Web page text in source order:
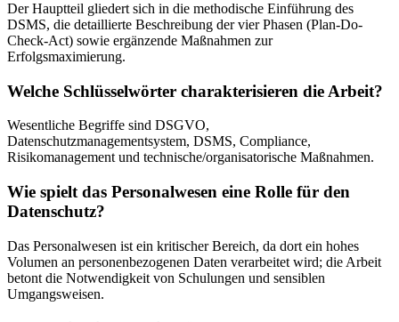
Der Hauptteil gliedert sich in die methodische Einführung des
DSMS, die detaillierte Beschreibung der vier Phasen (Plan-Do-
Check-Act) sowie ergänzende Maßnahmen zur
Erfolgsmaximierung.
Welche Schlüsselwörter charakterisieren die Arbeit?
Wesentliche Begriffe sind DSGVO,
Datenschutzmanagementsystem, DSMS, Compliance,
Risikomanagement und technische/organisatorische Maßnahmen.
Wie spielt das Personalwesen eine Rolle für den
Datenschutz?
Das Personalwesen ist ein kritischer Bereich, da dort ein hohes
Volumen an personenbezogenen Daten verarbeitet wird; die Arbeit
betont die Notwendigkeit von Schulungen und sensiblen
Umgangsweisen.